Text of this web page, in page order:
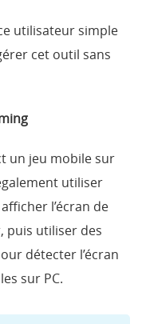
utilisateur simple
cet outil sans
un jeu mobile sur
utiliser
l’écran de
puis utiliser des
détecter l’écran
sur PC.